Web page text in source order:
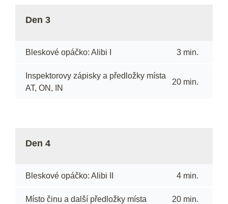
Den 3
Bleskové opáčko: Alibi I 3 min.
Inspektorovy zápisky a předložky místa
AT, ON, IN
20 min.
Den 4
Bleskové opáčko: Alibi II 4 min.
Místo činu a další předložky místa 20 min.